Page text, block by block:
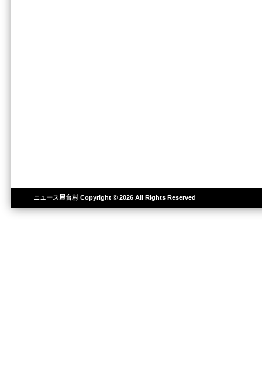
ニュース屋台村Copyright © 2026 All Rights Reserved